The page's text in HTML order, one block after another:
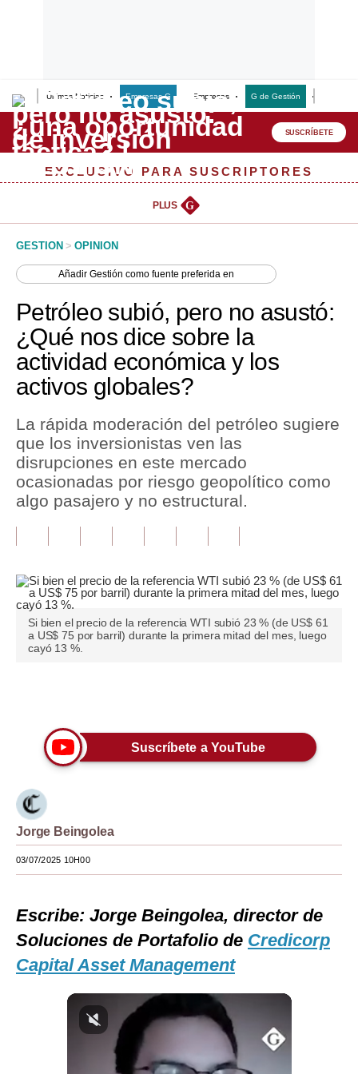
Últimas Noticias Empresas G Empresas G de Gestión
Lo último
Peru Quiosco
Management & Empleo
Perú
Política
Tu Dinero
Finanzas Personales
Inmobiliarias
Plus G
Editorial
Pregunta de hoy
Blogs
Tendencias
Moda
Estilos
Mundo
EEUU
México
Internacional
Tecnología
Club del Suscriptor
SUSCRÍBETE
EXCLUSIVO PARA SUSCRIPTORES
PLUS G
GESTION > OPINION
AñadirGestión como fuente preferida en
Petróleo subió, pero no asustó:
¿Qué nos dice sobre la
actividad económica y los
activos globales?
La rápida moderación del petróleo sugiere
que los inversionistas ven las
disrupciones en este mercado
ocasionadas por riesgo geopolítico como
algo pasajero y no estructural.
Si bien el precio de la referencia WTI subió 23 % (de US$ 61
a US$ 75 por barril) durante la primera mitad del mes, luego
cayó 13 %.
Suscríbete a YouTube
Jorge Beingolea
03/07/2025 10H00
Escribe: Jorge Beingolea, director de
Soluciones de Portafolio de Credicorp
Capital Asset Management